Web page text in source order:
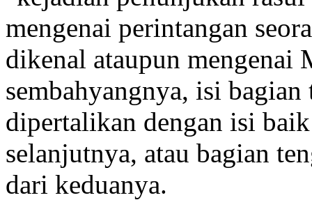
mengenai perintangan
dikenal ataupun mengenai
sembahyangnya, isi
dipertalikan dengan isi
selanjutnya, atau bagian
dari keduanya.